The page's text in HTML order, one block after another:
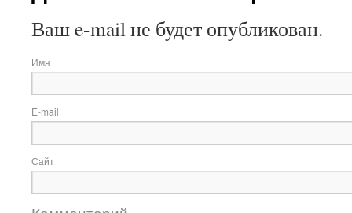
Ваш e-mail не будет опубликован.
Имя
E-mail
Сайт